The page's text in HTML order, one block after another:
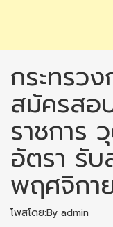
กระทรว
สมัครสอ
ราชการ
อัตรา รั
พฤศจิกา
โพสโดย:By admin